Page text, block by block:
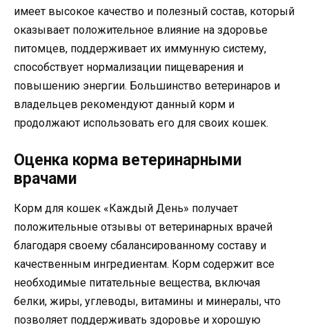
имеет высокое качество и полезный состав, который
оказывает положительное влияние на здоровье
питомцев, поддерживает их иммунную систему,
способствует нормализации пищеварения и
повышению энергии. Большинство ветеринаров и
владельцев рекомендуют данный корм и
продолжают использовать его для своих кошек.
Оценка корма ветеринарными
врачами
Корм для кошек «Каждый День» получает
положительные отзывы от ветеринарных врачей
благодаря своему сбалансированному составу и
качественным ингредиентам. Корм содержит все
необходимые питательные вещества, включая
белки, жиры, углеводы, витамины и минералы, что
позволяет поддерживать здоровье и хорошую